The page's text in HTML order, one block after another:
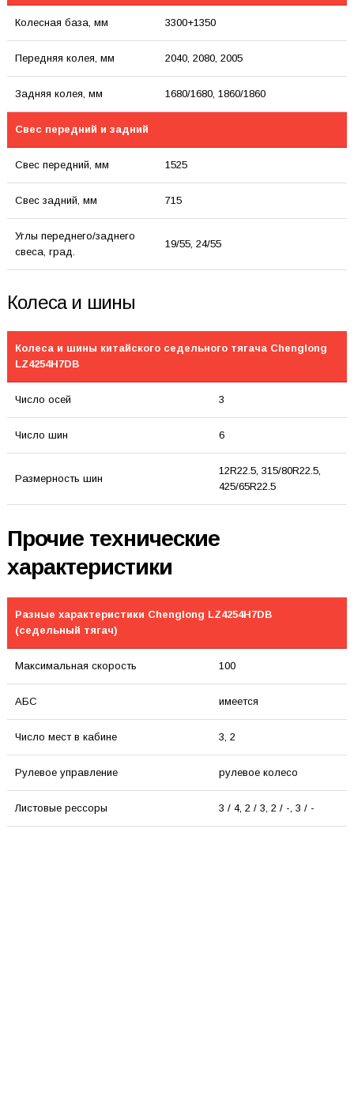
Колесная база, мм 3300+1350
Передняя колея, мм 2040, 2080, 2005
Задняя колея, мм 1680/1680, 1860/1860
Свес передний и задний
Свес передний, мм 1525
Свес задний, мм 715
Углы переднего/заднего
свеса, град.
19/55, 24/55
Колеса и шины
Колеса и шины китайского седельного тягача Chenglong
LZ4254H7DB
Число осей 3
Число шин 6
Размерность шин
12R22.5, 315/80R22.5,
425/65R22.5
Прочие технические
характеристики
Разные характеристики Chenglong LZ4254H7DB
(седельный тягач)
Максимальная скорость 100
АБС имеется
Число мест в кабине 3, 2
Рулевое управление рулевое колесо
Листовые рессоры 3 / 4, 2 / 3, 2 / -, 3 / -